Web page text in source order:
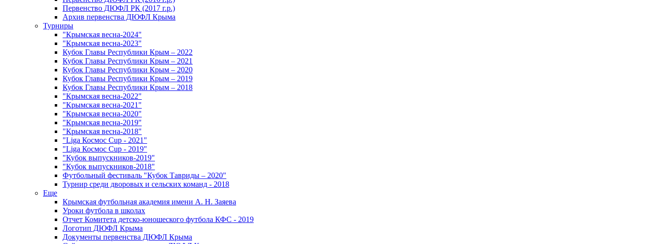
Первенство ДЮФЛ РК (2017 г.р.)
Архив первенства ДЮФЛ Крыма
Турниры
"Крымская весна-2024"
"Крымская весна-2023"
Кубок Главы Республики Крым – 2022
Кубок Главы Республики Крым – 2021
Кубок Главы Республики Крым – 2020
Кубок Главы Республики Крым – 2019
Кубок Главы Республики Крым – 2018
"Крымская весна-2022"
"Крымская весна-2021"
"Крымская весна-2020"
"Крымская весна-2019"
"Крымская весна-2018"
"Liga Космос Cup - 2021"
"Liga Космос Cup - 2019"
"Кубок выпускников-2019"
"Кубок выпускников-2018"
Футбольный фестиваль "Кубок Тавриды – 2020"
Турнир среди дворовых и сельских команд - 2018
Еще
Крымская футбольная академия имени А. Н. Заяева
Уроки футбола в школах
Отчет Комитета детско-юношеского футбола КФС - 2019
Логотип ДЮФЛ Крыма
Документы первенства ДЮФЛ Крыма